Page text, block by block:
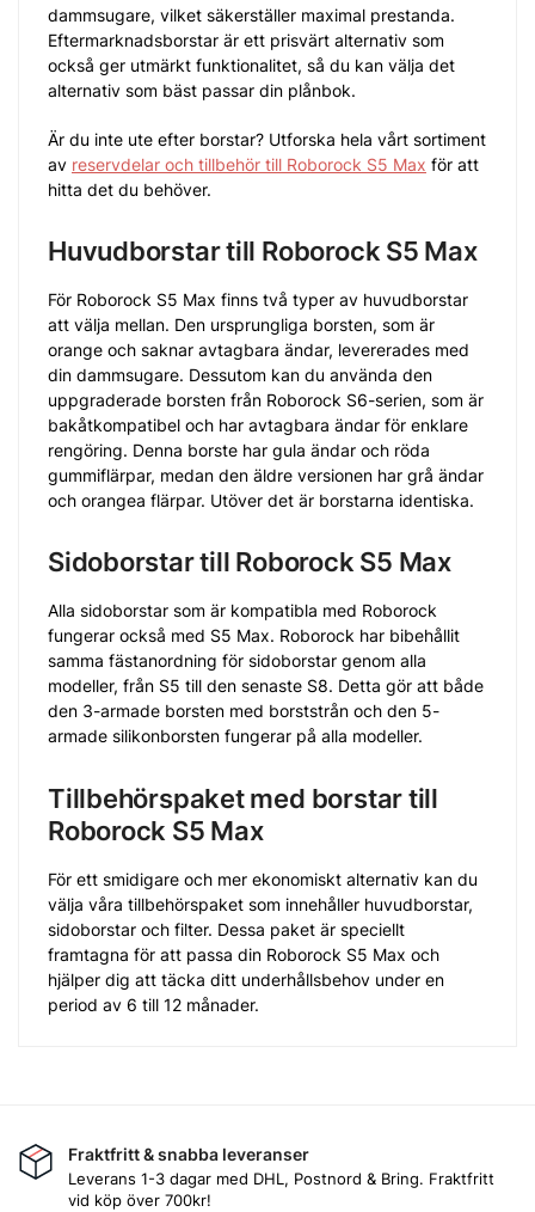
dammsugare, vilket säkerställer maximal prestanda.
Eftermarknadsborstar är ett prisvärt alternativ som
också ger utmärkt funktionalitet, så du kan välja det
alternativ som bäst passar din plånbok.
Är du inte ute efter borstar? Utforska hela vårt sortiment
av reservdelar och tillbehör till Roborock S5 Max för att
hitta det du behöver.
Huvudborstar till Roborock S5 Max
För Roborock S5 Max finns två typer av huvudborstar
att välja mellan. Den ursprungliga borsten, som är
orange och saknar avtagbara ändar, levererades med
din dammsugare. Dessutom kan du använda den
uppgraderade borsten från Roborock S6-serien, som är
bakåtkompatibel och har avtagbara ändar för enklare
rengöring. Denna borste har gula ändar och röda
gummiflärpar, medan den äldre versionen har grå ändar
och orangea flärpar. Utöver det är borstarna identiska.
Sidoborstar till Roborock S5 Max
Alla sidoborstar som är kompatibla med Roborock
fungerar också med S5 Max. Roborock har bibehållit
samma fästanordning för sidoborstar genom alla
modeller, från S5 till den senaste S8. Detta gör att både
den 3-armade borsten med borststrån och den 5-
armade silikonborsten fungerar på alla modeller.
Tillbehörspaket med borstar till
Roborock S5 Max
För ett smidigare och mer ekonomiskt alternativ kan du
välja våra tillbehörspaket som innehåller huvudborstar,
sidoborstar och filter. Dessa paket är speciellt
framtagna för att passa din Roborock S5 Max och
hjälper dig att täcka ditt underhållsbehov under en
period av 6 till 12 månader.
Fraktfritt & snabba leveranser
Leverans 1-3 dagar med DHL, Postnord & Bring. Fraktfritt
vid köp över 700kr!